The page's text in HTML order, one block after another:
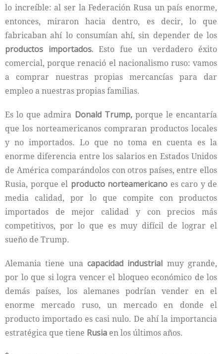
lo increíble: al ser la Federación Rusa un país enorme,
entonces, miraron hacia dentro, es decir, lo que
fabricaban ahí lo consumían ahí, sin depender de los
productos importados.Esto fue un verdadero éxito
comercial, porque renació el nacionalismo ruso: vamos
a comprar nuestras propias mercancías para dar
empleo a nuestras propias familias.
Es lo que admira Donald Trump,porque le encantaría
que los norteamericanos compraran productos locales
y no importados. Lo que no toma en cuenta es la
enorme diferencia entre los salarios en Estados Unidos
de América comparándolos con otros países, entre ellos
Rusia, porque el producto norteamericano es caro y de
media calidad, por lo que compite con productos
importados de mejor calidad y con precios más
competitivos, por lo que es muy difícil de lograr el
sueño de Trump.
Alemania tiene una capacidad industrial muy grande,
por lo que si logra vencer el bloqueo económico de los
demás países, los alemanes podrían vender en el
enorme mercado ruso, un mercado en donde el
producto importado es casi nulo. De ahí la importancia
estratégica que tiene Rusia en los últimos años.